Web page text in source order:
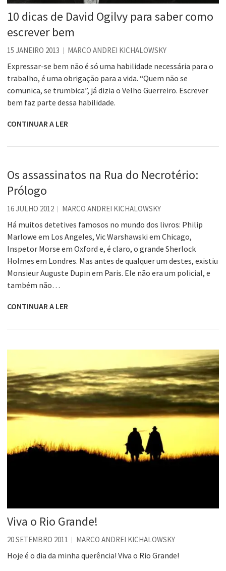
10 dicas de David Ogilvy para saber como
escrever bem
15 JANEIRO 2013 MARCO ANDREI KICHALOWSKY
Expressar-se bem não é só uma habilidade necessária para o
trabalho, é uma obrigação para a vida. “Quem não se
comunica, se trumbica”, já dizia o Velho Guerreiro. Escrever
bem faz parte dessa habilidade.
CONTINUAR A LER
Os assassinatos na Rua do Necrotério:
Prólogo
16 JULHO 2012 MARCO ANDREI KICHALOWSKY
Há muitos detetives famosos no mundo dos livros: Philip
Marlowe em Los Angeles, Vic Warshawski em Chicago,
Inspetor Morse em Oxford e, é claro, o grande Sherlock
Holmes em Londres. Mas antes de qualquer um destes, existiu
Monsieur Auguste Dupin em Paris. Ele não era um policial, e
também não…
CONTINUAR A LER
Viva o Rio Grande!
20 SETEMBRO 2011 MARCO ANDREI KICHALOWSKY
Hoje é o dia da minha querência! Viva o Rio Grande!